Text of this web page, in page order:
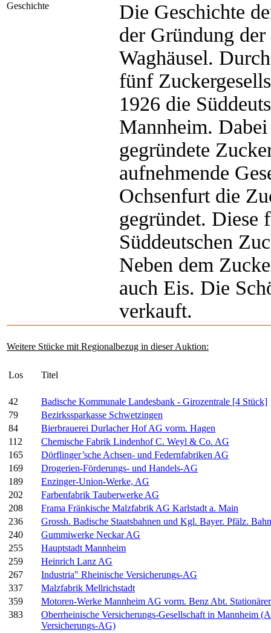
Geschichte
Die Geschichte
der Gründung
Waghäusel.
fünf
1926 die
Mannheim.
gegründete
aufnehmende
Ochsenfurt die
gegründet. Diese
Süddeutschen
Neben dem
auch Eis. Die
verkauft.
Weitere Stücke mit Regionalbezug in dieser Auktion:
Los Titel
42
Badische Kommunale Landesbank - Girozentrale [4 Stück]
79
Bezirkssparkasse Schwetzingen
84
Bierbrauerei Durlacher Hof AG vorm. Hagen
112
Chemische Fabrik Lindenhof C. Weyl & Co. AG
165
Dörflinger’sche Achsen- und Federnfabriken AG
169
Drogerien-Förderungs- und Handels-AG
189
Enzinger-Union-Werke, AG
202
Farbenfabrik Tauberwerke AG
208
Frama Fränkische Malzfabrik AG Karlstadt a. Main
236
Grossh. Badische Staatsbahnen und Kgl. Bayer. Pfälz.
240
Gummiwerke Neckar AG
255
Hauptstadt Mannheim
259
Heinrich Lanz AG
267
Industria" Rheinische Versicherungs-AG
337
Malzfabrik Mellrichstadt
359
Motoren-Werke Mannheim AG vorm. Benz Abt.
383
Oberrheinische Versicherungs-Gesellschaft in Mannheim
Versicherungs-AG)